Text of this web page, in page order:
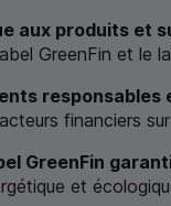
aux produits
GreenFin et le
responsables
financiers
GreenFin
et